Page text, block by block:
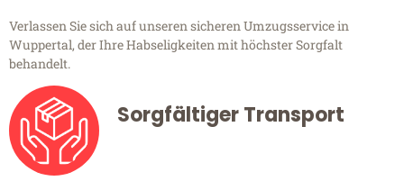
Verlassen Sie sich auf unseren sicheren Umzugsservice in
Wuppertal, der Ihre Habseligkeiten mit höchster Sorgfalt
behandelt.
Sorgfältiger Transport